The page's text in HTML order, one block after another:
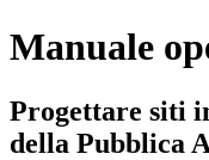
Manuale
Progettare siti
della Pubblica